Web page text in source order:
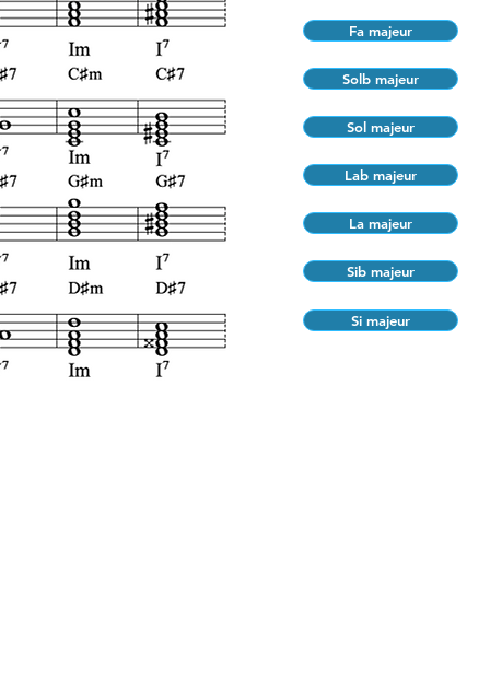
Fa majeur
Solb majeur
Sol majeur
Lab majeur
La majeur
Sib majeur
Si majeur